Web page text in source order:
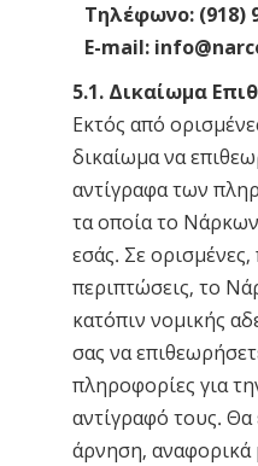
Τηλέφωνο: (918)
E-mail:
5.1. Δικαίωμα
Εκτός από
δικαίωμα να
αντίγραφα των
τα οποία το
εσάς. Σε
περιπτώσεις, το
κατόπιν νομικής
σας να
πληροφορίες για
αντίγραφό τους. Θα
άρνηση, αναφορικά